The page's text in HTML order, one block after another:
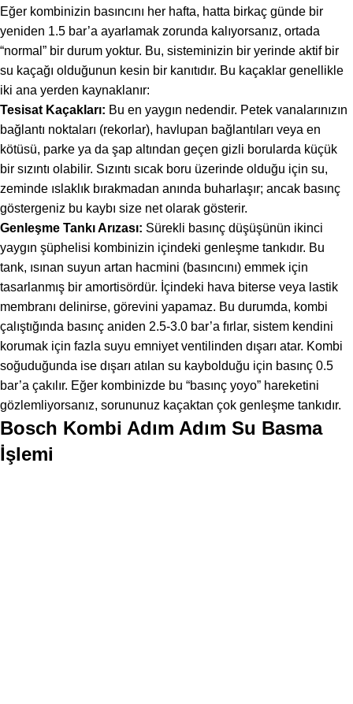
Eğer kombinizin basıncını her hafta, hatta birkaç günde bir
yeniden 1.5 bar’a ayarlamak zorunda kalıyorsanız, ortada
“normal” bir durum yoktur. Bu, sisteminizin bir yerinde aktif bir
su kaçağı olduğunun kesin bir kanıtıdır. Bu kaçaklar genellikle
iki ana yerden kaynaklanır:
Tesisat Kaçakları: Bu en yaygın nedendir. Petek vanalarınızın
bağlantı noktaları (rekorlar), havlupan bağlantıları veya en
kötüsü, parke ya da şap altından geçen gizli borularda küçük
bir sızıntı olabilir. Sızıntı sıcak boru üzerinde olduğu için su,
zeminde ıslaklık bırakmadan anında buharlaşır; ancak basınç
göstergeniz bu kaybı size net olarak gösterir.
Genleşme Tankı Arızası: Sürekli basınç düşüşünün ikinci
yaygın şüphelisi kombinizin içindeki genleşme tankıdır. Bu
tank, ısınan suyun artan hacmini (basıncını) emmek için
tasarlanmış bir amortisördür. İçindeki hava biterse veya lastik
membranı delinirse, görevini yapamaz. Bu durumda, kombi
çalıştığında basınç aniden 2.5-3.0 bar’a fırlar, sistem kendini
korumak için fazla suyu emniyet ventilinden dışarı atar. Kombi
soğuduğunda ise dışarı atılan su kaybolduğu için basınç 0.5
bar’a çakılır. Eğer kombinizde bu “basınç yoyo” hareketini
gözlemliyorsanız, sorununuz kaçaktan çok genleşme tankıdır.
Bosch Kombi Adım Adım Su Basma
İşlemi